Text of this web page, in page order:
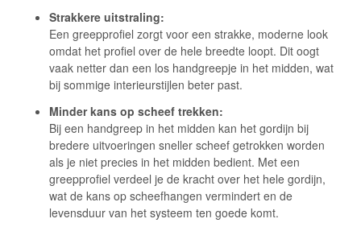
Strakkere uitstraling:
Een greepprofiel zorgt voor een strakke, moderne look
omdat het profiel over de hele breedte loopt. Dit oogt
vaak netter dan een los handgreepje in het midden, wat
bij sommige interieurstijlen beter past.
Minder kans op scheef trekken:
Bij een handgreep in het midden kan het gordijn bij
bredere uitvoeringen sneller scheef getrokken worden
als je niet precies in het midden bedient. Met een
greepprofiel verdeel je de kracht over het hele gordijn,
wat de kans op scheefhangen vermindert en de
levensduur van het systeem ten goede komt.